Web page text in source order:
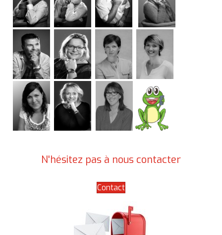
N'hésitez pas à nous contacter
Contact